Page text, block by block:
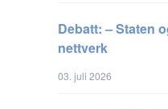
Debatt: – Staten
nettverk
03. juli 2026